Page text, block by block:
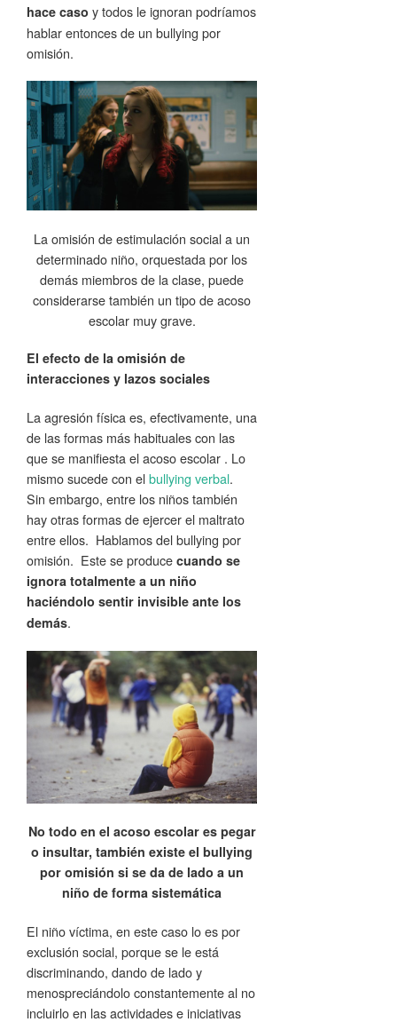
hace caso y todos le ignoran podríamos
hablar entonces de un bullying por
omisión.
La omisión de estimulación social a un
determinado niño, orquestada por los
demás miembros de la clase, puede
considerarse también un tipo de acoso
escolar muy grave.
El efecto de la omisión de
interacciones y lazos sociales
La agresión física es, efectivamente, una
de las formas más habituales con las
que se manifiesta el acoso escolar . Lo
mismo sucede con elbullying verbal.
Sin embargo, entre los niños también
hay otras formas de ejercer el maltrato
entre ellos. Hablamos del bullying por
omisión. Este se produce cuando se
ignora totalmente a un niño
haciéndolo sentir invisible ante los
demás.
No todo en el acoso escolar es pegar
o insultar, también existe el bullying
por omisión si se da de lado a un
niño de forma sistemática
El niño víctima, en este caso lo es por
exclusión social, porque se le está
discriminando, dando de lado y
menospreciándolo constantemente al no
incluirlo en las actividades e iniciativas